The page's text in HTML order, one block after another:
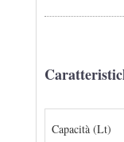
Capacità (Lt)